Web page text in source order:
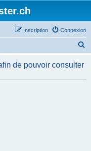
Connexion
Inscription
h
de pouvoir consulter